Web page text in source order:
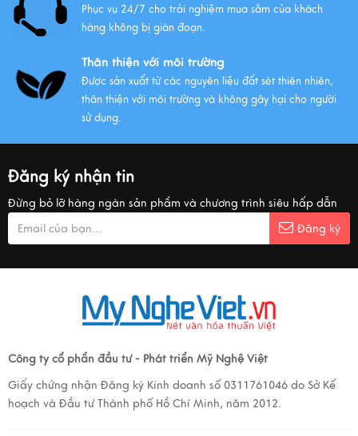
Phục vụ 24/7 cho trải nghiệm mua sắm của khách
hàng không bị gián đoạn.
Thân thiện với môi trường
Được sản xuất từ các nguyên liệu đất sét thiên nhiên,
thân thiện với môi trường và không gây hại cho người
sử dụng.
Đăng ký nhận tin
Đừng bỏ lỡ hàng ngàn sản phẩm và chương trình siêu hấp dẫn
Đăng ký
Công ty cổ phẩn đầu tư - Phát triển Mỹ Nghệ Việt
Giấy chứng nhận Đăng ký Kinh doanh số 0311761046 do Sở Kế
hoạch và Đầu tư Thành phố Hồ Chí Minh, năm 2012.